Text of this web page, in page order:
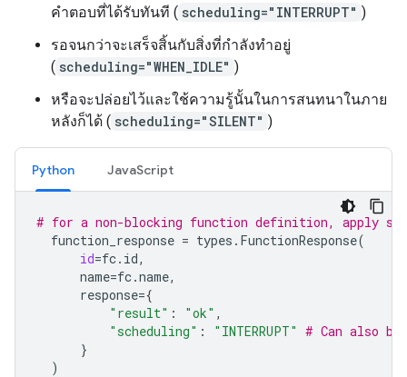
คำตอบที่ได้รับทันที ( scheduling="INTERRUPT" )
รอจนกว่าจะเสร็จสิ้นกับสิ่งที่กำลังทำอยู่
( scheduling="WHEN_IDLE" )
หรือจะปล่อยไว้และใช้ความรู้นั้นในการสนทนาในภาย
หลังก็ได้ ( scheduling="SILENT" )
Python JavaScript
# for a non-blocking function definition, apply
function_response = types . FunctionResponse(
id=fc. id,
name=fc.name,
response={
"result" : "ok" ,
"scheduling" : "INTERRUPT" # Can also be
}
)